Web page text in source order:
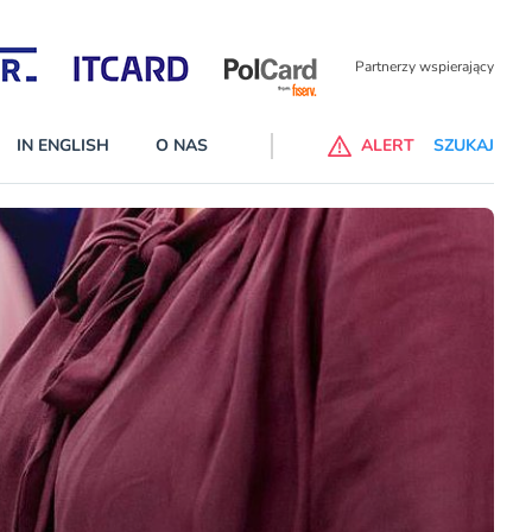
Partnerzy wspierający
do ChataGPT Go dla klientów Revoluta. Nowy benefit we
– Standard i Plus – z usługi będzie można korzsytać za
miesiące
IN ENGLISH O NAS ALERT SZUKAJ